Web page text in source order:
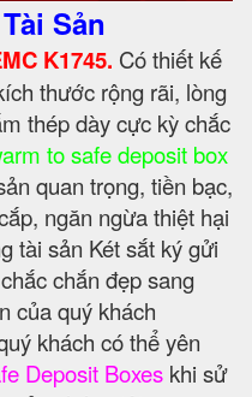
Sản
K1745. Có thiết kế
thước rộng rãi, lòng
thép dày cực kỳ chắc
to safe deposit box
quan trọng, tiền bạc,
ngăn ngừa thiệt hại
tài sản Két sắt ký gửi
chắn đẹp sang
của quý khách
khách có thể yên
Deposit Boxes khi sử